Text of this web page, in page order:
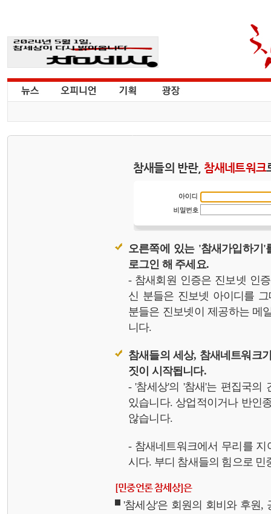
참새들의 반란, 참새네트워크
오른쪽에 있는 '참새가입하기
로그인 해 주세요.
- 참새회원 인증은 진보넷 인
신 분들은 진보넷 아이디를
분들은 진보넷이 제공하는 메
니다.
참새들의 세상, 참새네트워크
짓이 시작됩니다.
- '참세상'의 '참새'는 편집국의
있습니다. 상업적이거나 반인
않습니다.
- 참새네트워크에서 무리를
시다. 부디 참새들의 힘으로 민
[민중언론 참세상]은
'참세상'은 회원의 회비와 후원,